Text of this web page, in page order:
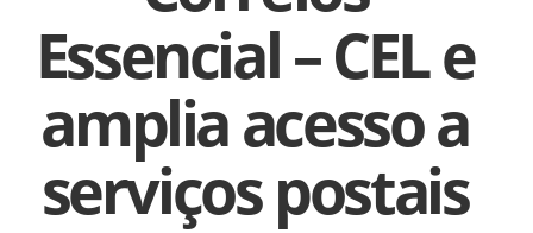
Essencial – CEL e
amplia acesso a
serviços postais